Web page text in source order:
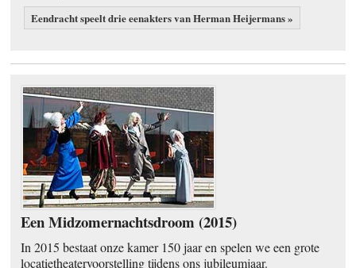
Eendracht speelt drie eenakters van Herman Heijermans »
Een Midzomernachtsdroom (2015)
In 2015 bestaat onze kamer 150 jaar en spelen we een grote
locatietheatervoorstelling tijdens ons jubileumjaar.